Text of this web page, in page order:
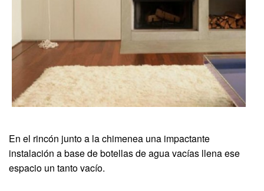
En el rincón junto a la chimenea una impactante
instalación a base de botellas de agua vacías llena ese
espacio un tanto vacío.